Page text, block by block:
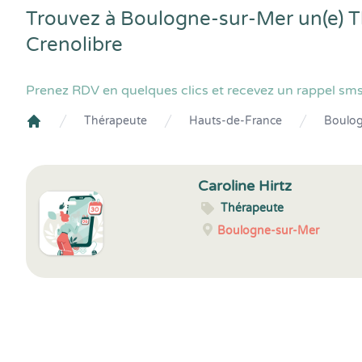
Trouvez à Boulogne-sur-Mer un(e)
Crenolibre
Prenez RDV en quelques clics et recevez un rappel
Thérapeute Hauts-de-France
Caroline Hirtz
Thérapeute
Boulogne-sur-Mer